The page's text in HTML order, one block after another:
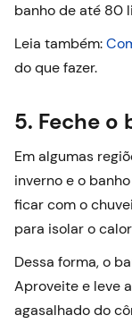
banho de até 80
Leia também:
do que fazer.
5. Feche o
Em algumas
inverno e o
ficar com o
para isolar o
Dessa forma, o
Aproveite e leve
agasalhado do